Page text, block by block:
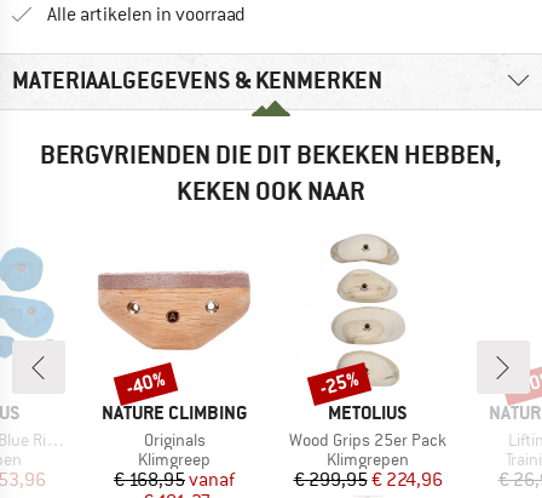
Alle artikelen in voorraad
MATERIAALGEGEVENS & KENMERKEN
BERGVRIENDEN DIE DIT BEKEKEN HEBBEN,
KEKEN OOK NAAR
Ribbon
prijs
MERK
NATURE CLIMBING
Artikel
Originals
Productgroep
Klimgreep
Prijs
€ 168,95Verlaagde prijs
vanaf
Korting
-40%
MERK
METOLIUS
Artikel
Wood Grips 25er Pack
Productgroep
Klimgrepen
Prijs
€ 299,95Verlaagde prijs
€ 224,96
Korting
-25%
MERK
€
-